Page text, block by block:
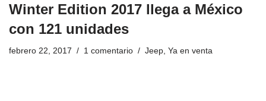
Winter Edition 2017 llega a México
con 121 unidades
febrero 22, 2017 1 comentario Jeep Ya en venta